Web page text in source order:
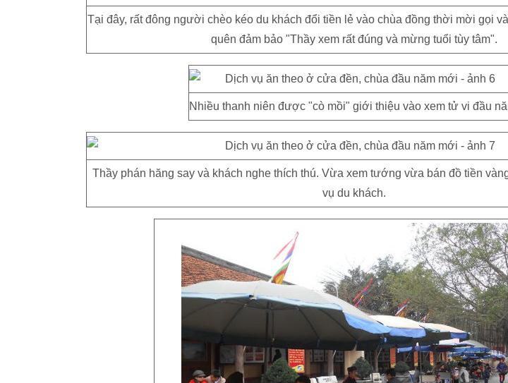
Tại đây, rất đông người chèo kéo du khách đổi tiền lẻ vào chùa đồng thời mời gọi
quên đảm bảo "Thầy xem rất đúng và mừng tuổi tùy tâm".
Nhiều thanh niên được "cò mồi" giới thiệu vào xem tử vi đầu
Thầy phán hăng say và khách nghe thích thú. Vừa xem tướng vừa bán đồ tiền
vụ du khách.